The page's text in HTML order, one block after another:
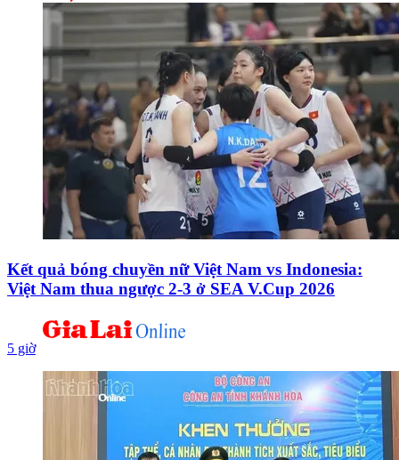
Kết quả bóng chuyền nữ Việt Nam vs Indonesia:
Việt Nam thua ngược 2-3 ở SEA V.Cup 2026
5 giờ